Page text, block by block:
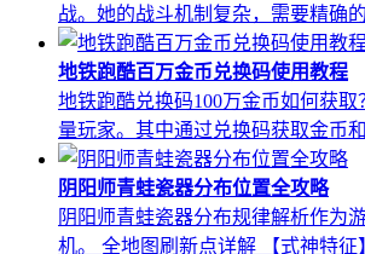
战。她的战斗机制复杂，需要精确
地铁跑酷百万金币兑换码使用教程
地铁跑酷兑换码100万金币如何获
量玩家。其中通过兑换码获取金币
阴阳师青蛙瓷器分布位置全攻略
阴阳师青蛙瓷器分布规律解析作为
机。 全地图刷新点详解 【式神特征